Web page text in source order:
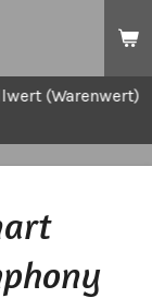
(Warenwert)